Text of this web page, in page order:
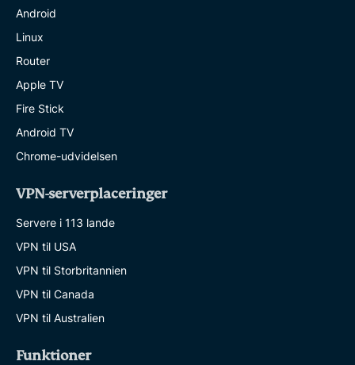
Android
Linux
Router
Apple TV
Fire Stick
Android TV
Chrome-udvidelsen
VPN-serverplaceringer
Servere i 113 lande
VPN til USA
VPN til Storbritannien
VPN til Canada
VPN til Australien
Funktioner